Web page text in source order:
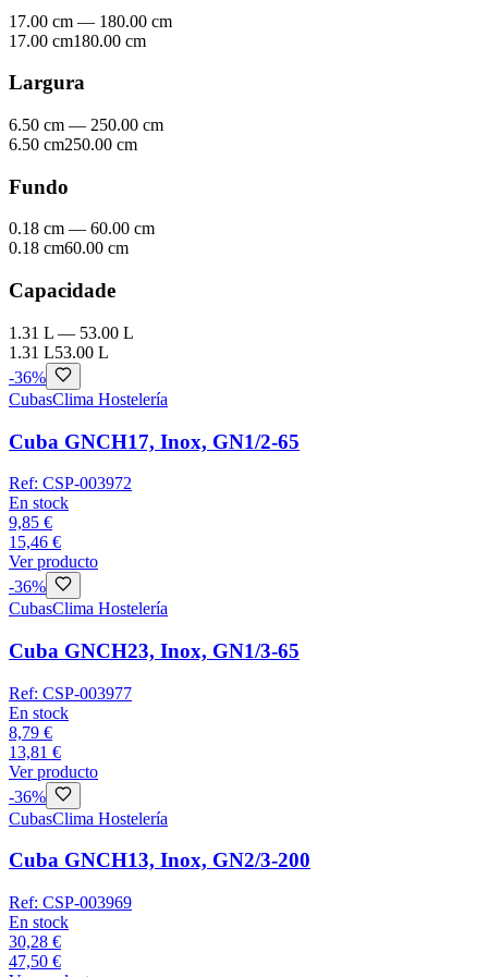
17.00 cm — 180.00 cm
17.00 cm180.00 cm
Largura
6.50 cm — 250.00 cm
6.50 cm250.00 cm
Fundo
0.18 cm — 60.00 cm
0.18 cm60.00 cm
Capacidade
1.31 L — 53.00 L
1.31 L53.00 L
-36%
CubasClima Hostelería
Cuba GNCH17, Inox, GN1/2-65
Ref: CSP-003972
En stock
9,85 €
15,46 €
Ver producto
-36%
CubasClima Hostelería
Cuba GNCH23, Inox, GN1/3-65
Ref: CSP-003977
En stock
8,79 €
13,81 €
Ver producto
-36%
CubasClima Hostelería
Cuba GNCH13, Inox, GN2/3-200
Ref: CSP-003969
En stock
30,28 €
47,50 €